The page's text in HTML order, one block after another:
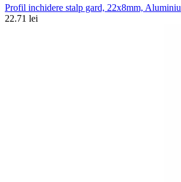
Profil inchidere stalp gard, 22x8mm, Aluminiu
22.71 lei